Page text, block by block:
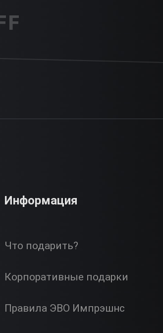
Информация
Что подарить?
Корпоративные подарки
Правила ЭВО Импрэшнс